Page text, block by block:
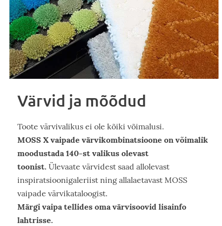
Värvid ja mõõdud
Toote värvivalikus ei ole kõiki võimalusi.
MOSS X vaipade värvikombinatsioone on võimalik
moodustada 140-st valikus olevast
toonist. Ülevaate värvidest saad allolevast
inspiratsioonigaleriist ning allalaetavast MOSS
vaipade värvikataloogist.
Märgi vaipa tellides oma värvisoovid lisainfo
lahtrisse.